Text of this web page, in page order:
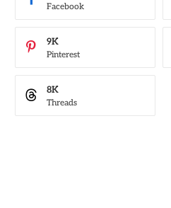
Facebook
Pinterest
9K
Threads
8K